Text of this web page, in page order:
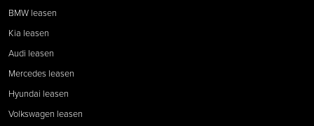
BMW leasen
Kia leasen
Audi leasen
Mercedes leasen
Hyundai leasen
Volkswagen leasen